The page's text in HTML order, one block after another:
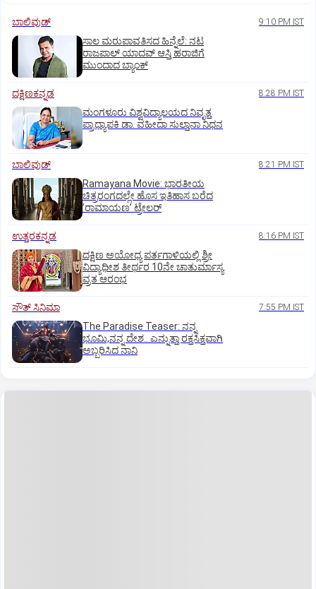
ಬಾಲಿವುಡ್‌ 9:10 PM IST
ಸಾಲ ಮರುಪಾವತಿಸದ ಹಿನ್ನೆಲೆ: ನಟ
ರಾಜಪಾಲ್ ಯಾದವ್‌ ಆಸ್ತಿ ಹರಾಜಿಗೆ
ಮುಂದಾದ ಬ್ಯಾಂಕ್
ದಕ್ಷಿಣಕನ್ನಡ 8:28 PM IST
ಮಂಗಳೂರು ವಿಶ್ವವಿದ್ಯಾಲಯದ ನಿವೃತ್ತ
ಪ್ರಾಧ್ಯಾಪಕಿ ಡಾ. ವಹೀದಾ ಸುಲ್ತಾನಾ ನಿಧನ
ಬಾಲಿವುಡ್‌ 8:21 PM IST
Ramayana Movie: ಭಾರತೀಯ
ಚಿತ್ರರಂಗದಲ್ಲೇ ಹೊಸ ಇತಿಹಾಸ ಬರೆದ
ʼರಾಮಾಯಣʼ ಟ್ರೇಲರ್
ಉತ್ತರಕನ್ನಡ 8:16 PM IST
ದಕ್ಷಿಣ ಅಯೋಧ್ಯ ಪರ್ತಗಾಳಿಯಲ್ಲಿ ಶ್ರೀ
ವಿದ್ಯಾಧೀಶ ತೀರ್ಥರ 10ನೇ ಚಾತುರ್ಮಾಸ್ಯ
ವ್ರತ ಆರಂಭ
ಸೌತ್‌ ಸಿನಿಮಾ 7:55 PM IST
The Paradise Teaser: ನನ್ನ
ಭೂಮಿ,ನನ್ನ ದೇಶ.. ಎನ್ನುತ್ತಾ ರಕ್ತಸಿಕ್ತವಾಗಿ
ಅಬ್ಬರಿಸಿದ ನಾನಿ